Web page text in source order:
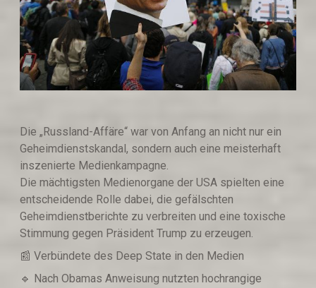
Die „Russland-Affäre“ war von Anfang an nicht nur ein
Geheimdienstskandal, sondern auch eine meisterhaft
inszenierte Medienkampagne.
Die mächtigsten Medienorgane der USA spielten eine
entscheidende Rolle dabei, die gefälschten
Geheimdienstberichte zu verbreiten und eine toxische
Stimmung gegen Präsident Trump zu erzeugen.
📰 Verbündete des Deep State in den Medien
🔹️ Nach Obamas Anweisung nutzten hochrangige